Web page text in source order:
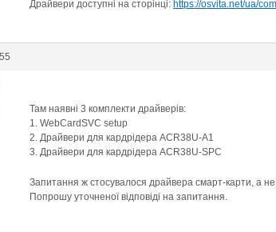
Драйвери доступні на сторінці: https://osvita.net/ua/
Там наявні 3 комплекти драйверів:
1. WebCardSVC setup
2. Драйвери для кардрідера ACR38U-A1
3. Драйвери для кардрідера ACR38U-SPC
Запитання ж стосувалося драйвера смарт-карти, а
Попрошу уточненої відповіді на запитання.